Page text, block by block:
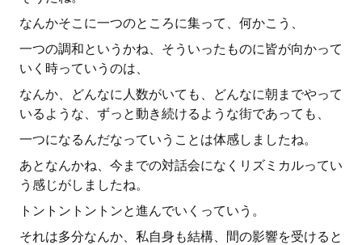
なんかそこに一つのところに集って、何かこう、
一つの調和というかね、そういったものに皆が向かって
いく時っていうのは、
なんか、どんなに人数がいても、どんなに朝までやって
いるような、ずっと動き続けるような街であっても、
一つになるんだなっていうことは体感しましたね。
あとなんかね、今までの対話会になくリズミカルってい
う感じがしましたね。
トントントントンと進んでいくっていう。
それは多分なんか、私自身も結構、間の影響を受けると